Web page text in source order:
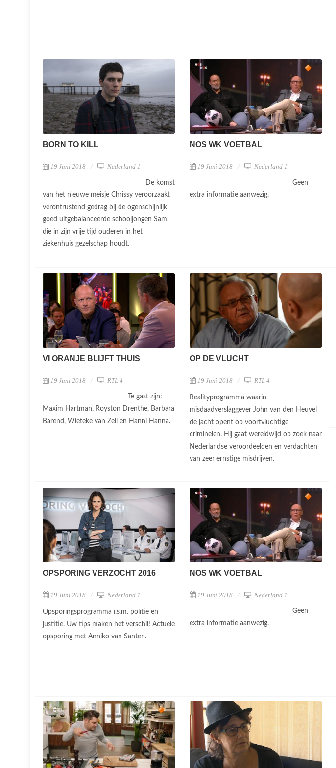
BORN TO KILL
19 Juni 2018 Nederland 1
De komst
van het nieuwe meisje Chrissy veroorzaakt
verontrustend gedrag bij de ogenschijnlijk
goed uitgebalanceerde schooljongen Sam,
die in zijn vrije tijd ouderen in het
ziekenhuis gezelschap houdt.
NOS WK VOETBAL
19 Juni 2018 Nederland 1
Geen
extra informatie aanwezig.
VI ORANJE BLIJFT THUIS
19 Juni 2018 RTL 4
Te gast zijn:
Maxim Hartman, Royston Drenthe, Barbara
Barend, Wieteke van Zeil en Hanni Hanna.
OP DE VLUCHT
19 Juni 2018 RTL 4
Realityprogramma waarin
misdaadverslaggever John van den Heuvel
de jacht opent op voortvluchtige
criminelen. Hij gaat wereldwijd op zoek naar
Nederlandse veroordeelden en verdachten
van zeer ernstige misdrijven.
OPSPORING VERZOCHT 2016
19 Juni 2018 Nederland 1
Opsporingsprogramma i.s.m. politie en
justitie. Uw tips maken het verschil! Actuele
opsporing met Anniko van Santen.
NOS WK VOETBAL
19 Juni 2018 Nederland 1
Geen
extra informatie aanwezig.